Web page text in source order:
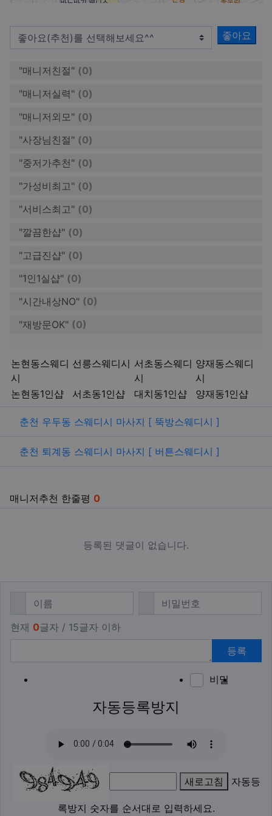
좋아요
"매니저친절" (0)
"매니저실력" (0)
"매니저외모" (0)
"사장님친절" (0)
"중저가추천" (0)
"가성비최고" (0)
"서비스최고" (0)
"깔끔한샵" (0)
"고급진샵" (0)
"1인1실샵" (0)
"시간내상NO" (0)
"재방문OK" (0)
논현동스웨디
시
선릉스웨디시 서초동스웨디
시
양재동스웨디
시
논현동1인샵
서초동1인샵 대치동1인샵 양재동1인샵
키워드
관련자료
춘천 우두동 스웨디시 마사지 [ 뚝방스웨디시 ]
춘천 퇴계동 스웨디시 마사지 [ 버튼스웨디시 ]
매니저추천 한줄평 0
등록된 댓글이 없습니다.
댓글쓰기
필수 비밀번호필수
현재 0글자 / 15글자 이하
등록
비밀
자동등록방지
새로고침 자동등
록방지 숫자를 순서대로 입력하세요.